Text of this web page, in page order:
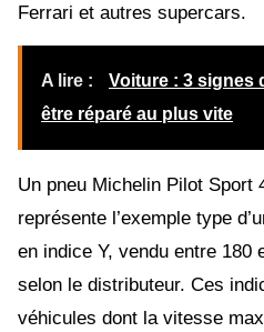
Ferrari et autres supercars.
A lire :
Voiture : 3 signes
être réparé au plus vite
Un pneu Michelin Pilot Sport
représente l’exemple type
en indice Y, vendu entre 180
selon le distributeur. Ces
véhicules dont la vitesse